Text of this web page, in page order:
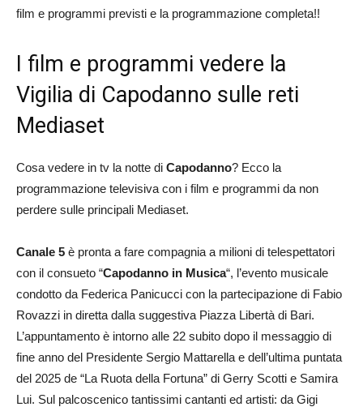
film e programmi previsti e la programmazione completa!!
I film e programmi vedere la
Vigilia di Capodanno sulle reti
Mediaset
Cosa vedere in tv la notte di Capodanno? Ecco la
programmazione televisiva con i film e programmi da non
perdere sulle principali Mediaset.
Canale 5 è pronta a fare compagnia a milioni di telespettatori
con il consueto “Capodanno in Musica“, l’evento musicale
condotto da Federica Panicucci con la partecipazione di Fabio
Rovazzi in diretta dalla suggestiva Piazza Libertà di Bari.
L’appuntamento è intorno alle 22 subito dopo il messaggio di
fine anno del Presidente Sergio Mattarella e dell’ultima puntata
del 2025 de “La Ruota della Fortuna” di Gerry Scotti e Samira
Lui. Sul palcoscenico tantissimi cantanti ed artisti: da Gigi